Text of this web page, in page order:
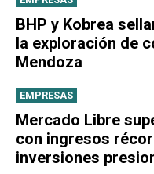
BHP y Kobrea
la exploración de
Mendoza
EMPRESAS
Mercado Libre
con ingresos
inversiones